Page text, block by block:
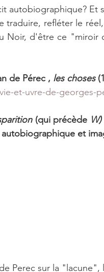
autobiographique? Et
traduire, refléter le
Noir, d'être ce
de Pérec , les choses
et-uvre-de-georges-
(qui précède W)
et
Perec sur la "lacune",